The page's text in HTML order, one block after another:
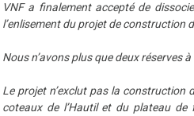
VNF a finalement accepté de
l’enlisement du projet de construction
Nous n’avons plus que deux réserves
Le projet n’exclut pas la construction
coteaux de l’Hautil et du plateau de